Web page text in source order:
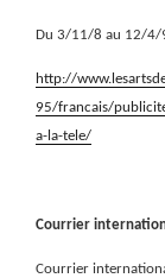
Du 3/11/8 au 12/4/
http://
95/francais/
a-la-tele/
Courrier
Courrier